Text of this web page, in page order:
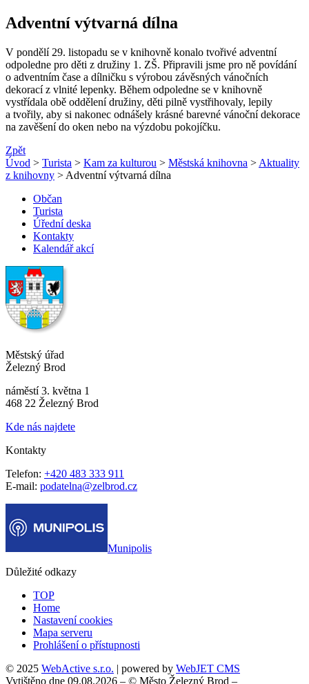
Adventní výtvarná dílna
V pondělí 29. listopadu se v knihovně konalo tvořivé adventní
odpoledne pro děti z družiny 1. ZŠ. Připravili jsme pro ně povídání
o adventním čase a dílničku s výrobou závěsných vánočních
dekorací z vlnité lepenky. Během odpoledne se v knihovně
vystřídala obě oddělení družiny, děti pilně vystřihovaly, lepily
a tvořily, aby si nakonec odnášely krásné barevné vánoční dekorace
na zavěšení do oken nebo na výzdobu pokojíčku.
Zpět
Úvod > Turista > Kam za kulturou > Městská knihovna > Aktuality
z knihovny > Adventní výtvarná dílna
Občan
Turista
Úřední deska
Kontakty
Kalendář akcí
Městský úřad
Železný Brod
náměstí 3. května 1
468 22 Železný Brod
Kde nás najdete
Kontakty
Telefon: +420 483 333 911
E-mail: podatelna@zelbrod.cz
Munipolis
Důležité odkazy
TOP
Home
Nastavení cookies
Mapa serveru
Prohlášení o přístupnosti
© 2025 WebActive s.r.o. | powered by WebJET CMS
Vytištěno dne 09.08.2026 – © Město Železný Brod –